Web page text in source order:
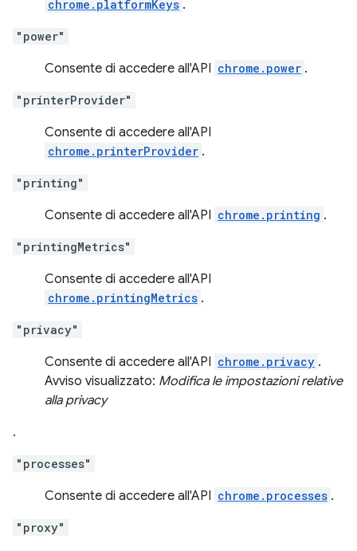
chrome.platformKeys .
"power"
Consente di accedere all'API chrome.power .
"printerProvider"
Consente di accedere all'API
chrome.printerProvider .
"printing"
Consente di accedere all'API chrome.printing .
"printingMetrics"
Consente di accedere all'API
chrome.printingMetrics .
"privacy"
Consente di accedere all'API chrome.privacy .
Avviso visualizzato: Modifica le impostazioni relative
alla privacy
.
"processes"
Consente di accedere all'API chrome.processes .
"proxy"